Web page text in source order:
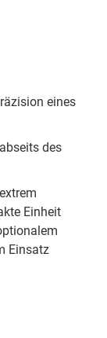
eines
des
Einheit
Einsatz